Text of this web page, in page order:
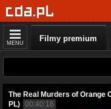
MENU Filmy premium
The Real Murders of Orange
PL) 00:40:16